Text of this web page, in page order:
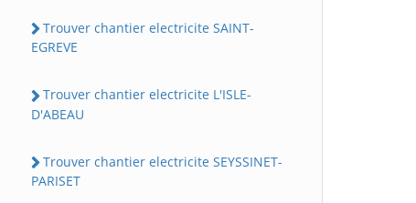
Trouver chantier electricite SAINT-
EGREVE
Trouver chantier electricite L'ISLE-
D'ABEAU
Trouver chantier electricite SEYSSINET-
PARISET